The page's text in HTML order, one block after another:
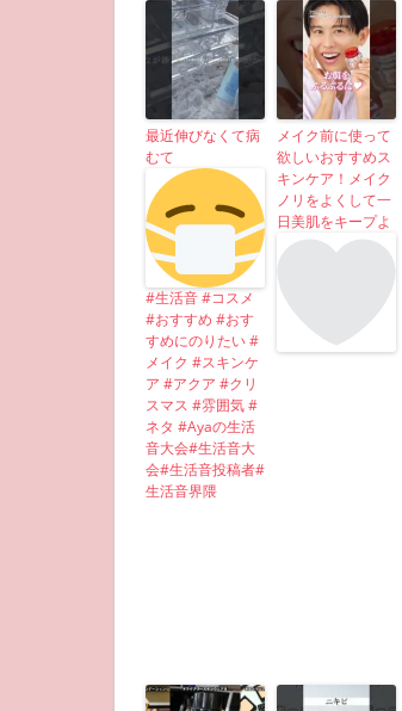
最近伸びなくて病
むて
#生活音 #コスメ
#おすすめ #おす
すめにのりたい #
メイク #スキンケ
ア #アクア #クリ
スマス #雰囲気 #
ネタ #Ayaの生活
音大会#生活音大
会#生活音投稿者#
生活音界隈
メイク前に使って
欲しいおすすめス
キンケア！メイク
ノリをよくして一
日美肌をキープよ